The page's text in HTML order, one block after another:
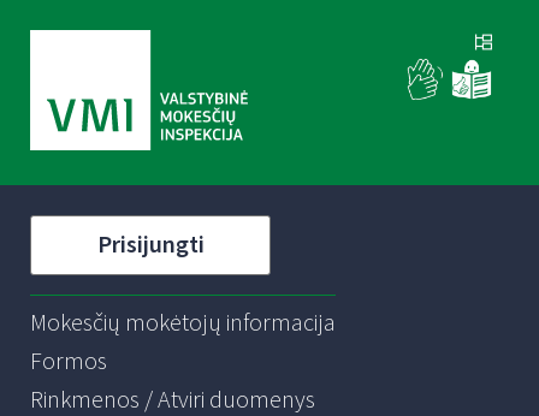
Prisijungti
Mokesčių mokėtojų informacija
Formos
Rinkmenos / Atviri duomenys